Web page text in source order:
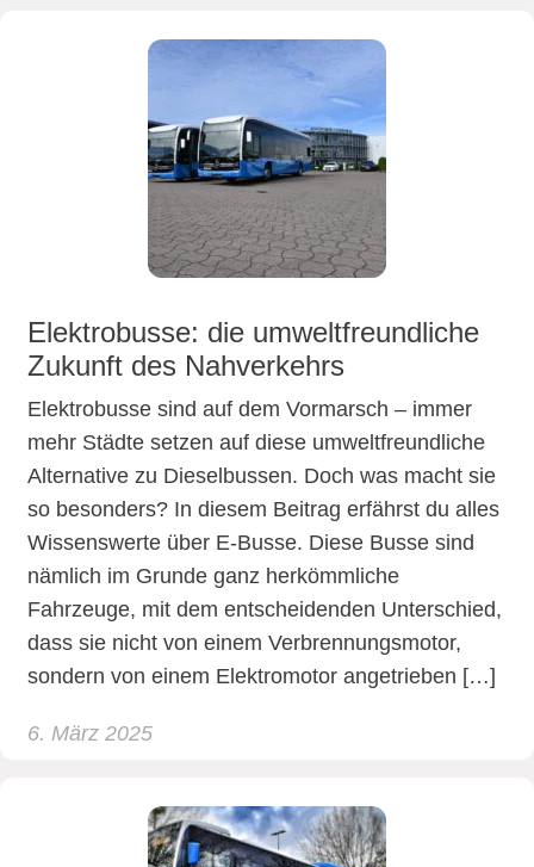
Elektrobusse: die umweltfreundliche
Zukunft des Nahverkehrs
Elektrobusse sind auf dem Vormarsch – immer
mehr Städte setzen auf diese umweltfreundliche
Alternative zu Dieselbussen. Doch was macht sie
so besonders? In diesem Beitrag erfährst du alles
Wissenswerte über E-Busse. Diese Busse sind
nämlich im Grunde ganz herkömmliche
Fahrzeuge, mit dem entscheidenden Unterschied,
dass sie nicht von einem Verbrennungsmotor,
sondern von einem Elektromotor angetrieben […]
6. März 2025